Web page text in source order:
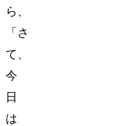
ら、
「さ
て、
今
日
は